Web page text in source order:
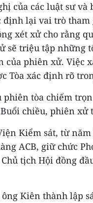
của các luật sư và
định lại vai trò tham
xét xử cho rằng
sẽ triệu tập những
của phiên xử. Việc
Tòa xác định rõ
phiên tòa chiếm
chiều, phiên xử
Kiểm sát, từ
ACB, giữ chức
Chủ tịch Hội đồng
Kiên thành lập